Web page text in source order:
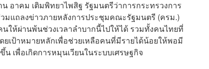
อาคม เติมพิทยาไพสิฐ รัฐมนตรีว่าการกระทรวงการ
มแถลงข่าวภายหลังการประชุมคณะรัฐมนตรี (ครม.)
ห้ผ่านพ้นช่วงเวลาลำบากนี้ไปให้ได้ รวมทั้งคนไทยที่
เป้าหมายหลักเพื่อช่วยเหลือคนที่มีรายได้น้อยให้พอมี
เพื่อเกิดการหมุนเวียนในระบบเศรษฐกิจ